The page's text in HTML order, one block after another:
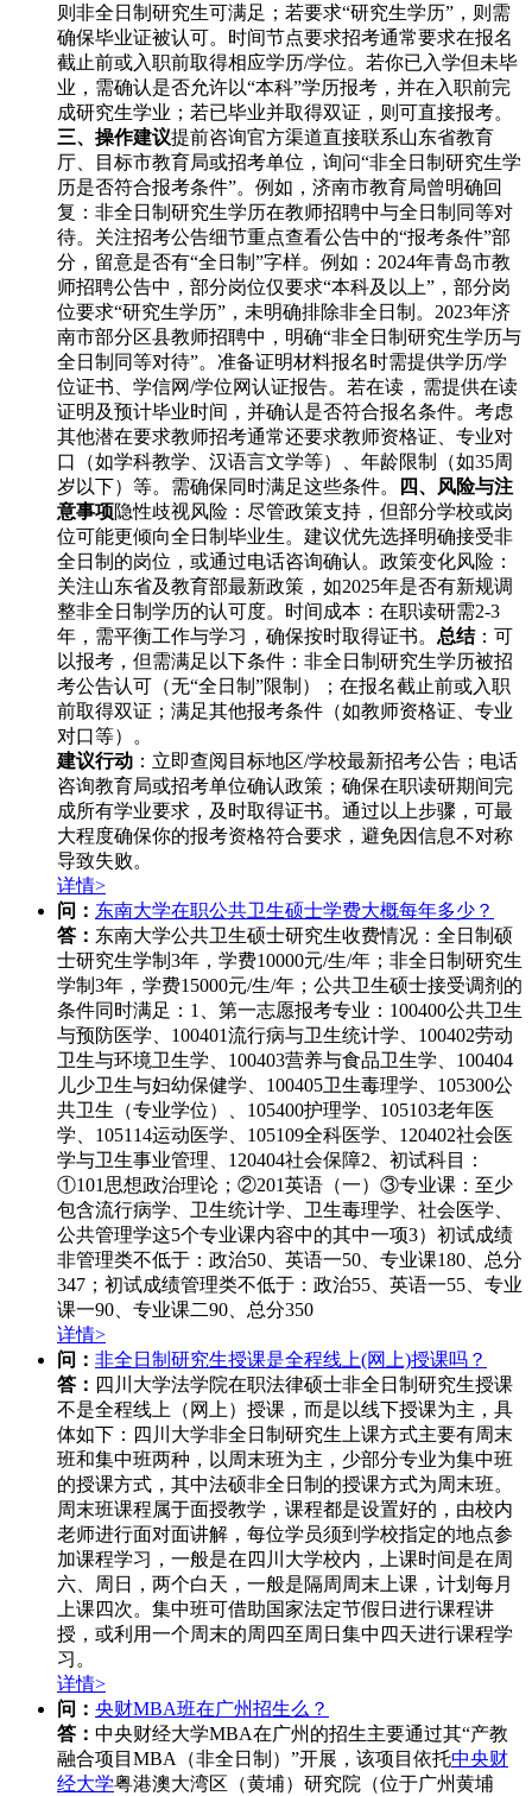
则非全日制研究生可满足；若要求“研究生学历”，则需
确保毕业证被认可。时间节点要求招考通常要求在报名
截止前或入职前取得相应学历/学位。若你已入学但未毕
业，需确认是否允许以“本科”学历报考，并在入职前完
成研究生学业；若已毕业并取得双证，则可直接报考。
三、操作建议提前咨询官方渠道直接联系山东省教育
厅、目标市教育局或招考单位，询问“非全日制研究生学
历是否符合报考条件”。例如，济南市教育局曾明确回
复：非全日制研究生学历在教师招聘中与全日制同等对
待。关注招考公告细节重点查看公告中的“报考条件”部
分，留意是否有“全日制”字样。例如：2024年青岛市教
师招聘公告中，部分岗位仅要求“本科及以上”，部分岗
位要求“研究生学历”，未明确排除非全日制。2023年济
南市部分区县教师招聘中，明确“非全日制研究生学历与
全日制同等对待”。准备证明材料报名时需提供学历/学
位证书、学信网/学位网认证报告。若在读，需提供在读
证明及预计毕业时间，并确认是否符合报名条件。考虑
其他潜在要求教师招考通常还要求教师资格证、专业对
口（如学科教学、汉语言文学等）、年龄限制（如35周
岁以下）等。需确保同时满足这些条件。
四、风险与注
意事项隐性歧视风险：尽管政策支持，但部分学校或岗
位可能更倾向全日制毕业生。建议优先选择明确接受非
全日制的岗位，或通过电话咨询确认。政策变化风险：
关注山东省及教育部最新政策，如2025年是否有新规调
整非全日制学历的认可度。时间成本：在职读研需2-3
年，需平衡工作与学习，确保按时取得证书。 总结：可
以报考，但需满足以下条件：非全日制研究生学历被招
考公告认可（无“全日制”限制）；在报名截止前或入职
前取得双证；满足其他报考条件（如教师资格证、专业
对口等）。
建议行动 ：立即查阅目标地区/学校最新招考公告；电话
咨询教育局或招考单位确认政策；确保在职读研期间完
成所有学业要求，及时取得证书。通过以上步骤，可最
大程度确保你的报考资格符合要求，避免因信息不对称
导致失败。
详情>
问： 东南大学在职公共卫生硕士学费大概每年多少？
答： 东南大学公共卫生硕士研究生收费情况：全日制硕
士研究生学制3年，学费10000元/生/年；非全日制研究生
学制3年，学费15000元/生/年；公共卫生硕士接受调剂的
条件同时满足：1、第一志愿报考专业：100400公共卫生
与预防医学、100401流行病与卫生统计学、100402劳动
卫生与环境卫生学、100403营养与食品卫生学、100404
儿少卫生与妇幼保健学、100405卫生毒理学、105300公
共卫生（专业学位）、105400护理学、105103老年医
学、105114运动医学、105109全科医学、120402社会医
学与卫生事业管理、120404社会保障2、初试科目：
①101思想政治理论；②201英语（一）③专业课：至少
包含流行病学、卫生统计学、卫生毒理学、社会医学、
公共管理学这5个专业课内容中的其中一项3）初试成绩
非管理类不低于：政治50、英语一50、专业课180、总分
347；初试成绩管理类不低于：政治55、英语一55、专业
课一90、专业课二90、总分350
详情>
问： 非全日制研究生授课是全程线上(网上)授课吗？
答： 四川大学法学院在职法律硕士非全日制研究生授课
不是全程线上（网上）授课，而是以线下授课为主，具
体如下：四川大学非全日制研究生上课方式主要有周末
班和集中班两种，以周末班为主，少部分专业为集中班
的授课方式，其中法硕非全日制的授课方式为周末班。
周末班课程属于面授教学，课程都是设置好的，由校内
老师进行面对面讲解，每位学员须到学校指定的地点参
加课程学习，一般是在四川大学校内，上课时间是在周
六、周日，两个白天，一般是隔周周末上课，计划每月
上课四次。集中班可借助国家法定节假日进行课程讲
授，或利用一个周末的周四至周日集中四天进行课程学
习。
详情>
问： 央财MBA班在广州招生么？
答： 中央财经大学MBA在广州的招生主要通过其“产教
融合项目MBA（非全日制）”开展，该项目依托中央财
经大学粤港澳大湾区（黄埔）研究院（位于广州黄埔